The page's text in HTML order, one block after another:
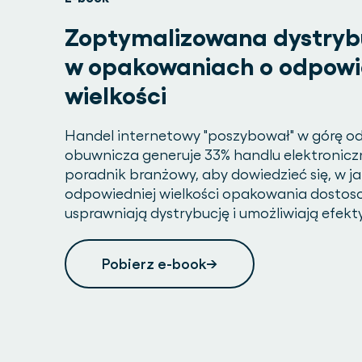
Zoptymalizowana
w opakowaniach o
wielkości
Handel internetowy "poszybował" w górę
obuwnicza generuje 33% handlu
poradnik branżowy, aby dowiedzieć się, w
odpowiedniej wielkości opakowania
usprawniają dystrybucję i umożliwiają
Pobierz e-book→